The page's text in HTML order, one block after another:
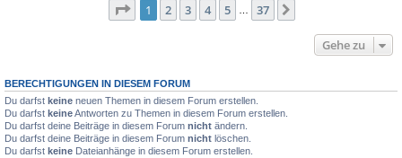
Seite 1von 37
1 2 3 4 5 37
Gehe zu
BERECHTIGUNGEN IN DIESEM FORUM
Du darfst keine neuen Themen in diesem Forum erstellen.
Du darfst keineAntworten zu Themen in diesem Forum erstellen.
Du darfst deine Beiträge in diesem Forum nicht ändern.
Du darfst deine Beiträge in diesem Forum nicht löschen.
Du darfst keine Dateianhänge in diesem Forum erstellen.